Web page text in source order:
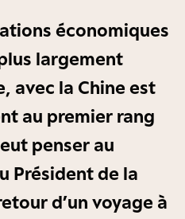
économiques
largement
avec la Chine est
au premier rang
penser au
Président de la
d’un voyage à